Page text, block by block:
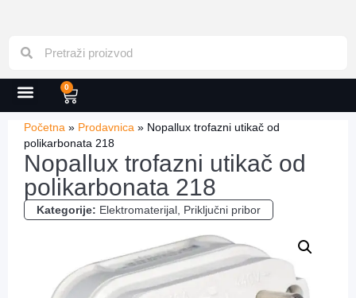
0
Početna » Prodavnica » Nopallux trofazni utikač od
polikarbonata 218
Nopallux trofazni utikač od
polikarbonata 218
Kategorije: Elektromaterijal Priključni pribor